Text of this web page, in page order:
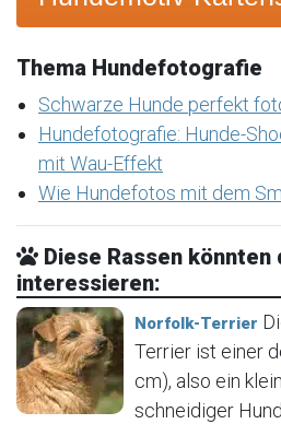
Thema Hundefotografie
Schwarze Hunde perfekt
Hundefotografie: Hunde-
mit Wau-Effekt
Wie Hundefotos mit dem
Diese Rassen könnten
interessieren:
Norfolk-Terrier
Terrier ist einer
cm), also ein
schneidiger